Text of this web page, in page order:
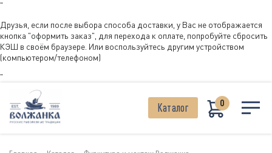
"
Друзья, если после выбора способа доставки, у Вас не отображается
кнопка "оформить заказ", для перехода к оплате, попробуйте сбросить
КЭШ в своём браузере. Или воспользуйтесь другим устройством
(компьютером/телефоном)
"
Каталог 0